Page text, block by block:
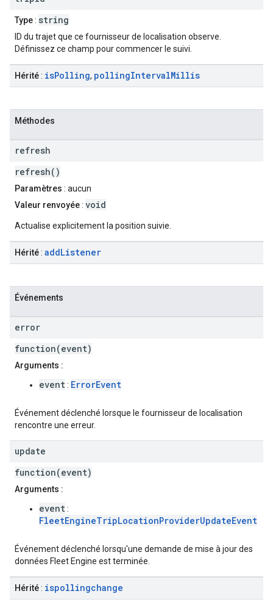
Type: string
ID du trajet que ce fournisseur de localisation observe.
Définissez ce champ pour commencer le suivi.
Hérité: isPolling, pollingIntervalMillis
Méthodes
refresh
refresh()
Paramètres : aucun
Valeur renvoyée: void
Actualise explicitement la position suivie.
Hérité: addListener
Événements
error
function(event)
Arguments :
event: ErrorEvent
Événement déclenché lorsque le fournisseur de localisation
rencontre une erreur.
update
function(event)
Arguments :
event:
FleetEngineTripLocationProviderUpdateEvent
Événement déclenché lorsqu'une demande de mise à jour des
données Fleet Engine est terminée.
Hérité: ispollingchange